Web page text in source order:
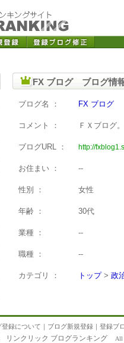
FX ブログ ブログ情
ブログ名 ： FX ブログ
コメント ： ＦＸブログ
ブログURL ： http://
お住まい ： --
性別 ： 女性
年齢 ： 30代
業種 ： --
職種 ： --
カテゴリ ： トップ> 政
登録について ｜ ブログ新規登録 ｜ 登録ブ
リンクリック ブログランキング All